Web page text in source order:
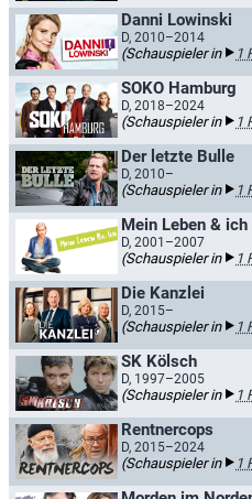
Danni Lowinski
D, 2010–2014
(Schauspieler in 1
SOKO Hamburg
D, 2018–2024
(Schauspieler in 1
Der letzte Bulle
D, 2010–
(Schauspieler in 1
Mein Leben & ich
D, 2001–2007
(Schauspieler in 1
Die Kanzlei
D, 2015–
(Schauspieler in 1
SK Kölsch
D, 1997–2005
(Schauspieler in 1
Rentnercops
D, 2015–2024
(Schauspieler in 1